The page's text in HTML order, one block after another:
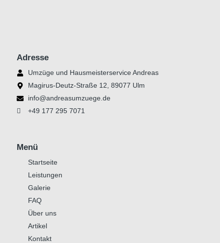
Adresse
Umzüge und Hausmeisterservice Andreas
Magirus-Deutz-Straße 12, 89077 Ulm
info@andreasumzuege.de
+49 177 295 7071
Menü
Startseite
Leistungen
Galerie
FAQ
Über uns
Artikel
Kontakt